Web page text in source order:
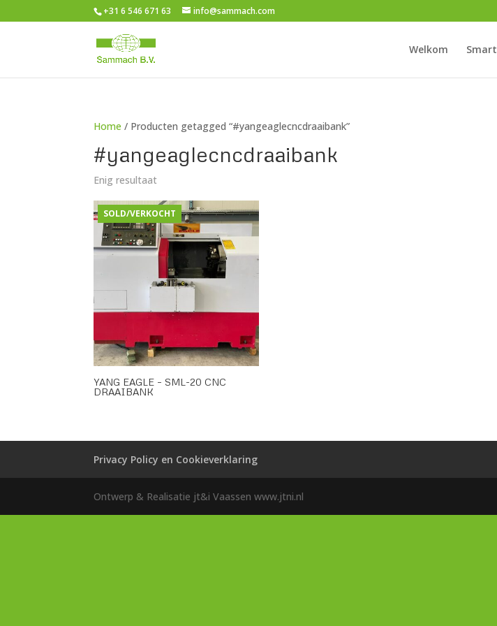
+31 6 546 671 63 info@sammach.com
Welkom Smart
Home / Producten getagged “#yangeaglecncdraaibank”
#yangeaglecncdraaibank
Enig resultaat
SOLD/VERKOCHT
YANG EAGLE – SML-20 CNC
DRAAIBANK
Privacy Policy en Cookieverklaring
Ontwerp & Realisatie jt&i Vaassen www.jtni.nl